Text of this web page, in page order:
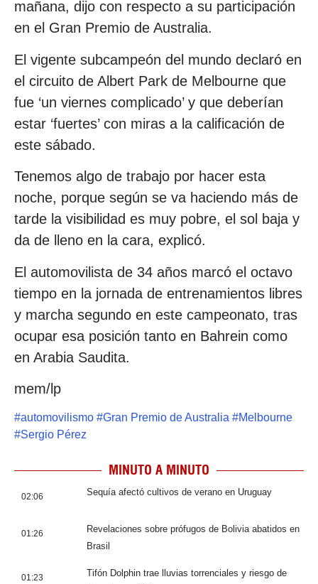
mañana, dijo con respecto a su participación
en el Gran Premio de Australia.
El vigente subcampeón del mundo declaró en
el circuito de Albert Park de Melbourne que
fue ‘un viernes complicado’ y que deberían
estar ‘fuertes’ con miras a la calificación de
este sábado.
Tenemos algo de trabajo por hacer esta
noche, porque según se va haciendo más de
tarde la visibilidad es muy pobre, el sol baja y
da de lleno en la cara, explicó.
El automovilista de 34 años marcó el octavo
tiempo en la jornada de entrenamientos libres
y marcha segundo en este campeonato, tras
ocupar esa posición tanto en Bahrein como
en Arabia Saudita.
mem/lp
#automovilismo #Gran Premio de Australia #Melbourne
#Sergio Pérez
MINUTO A MINUTO
02:06 Sequía afectó cultivos de verano en Uruguay
01:26
Revelaciones sobre prófugos de Bolivia abatidos en
Brasil
01:23
Tifón Dolphin trae lluvias torrenciales y riesgo de